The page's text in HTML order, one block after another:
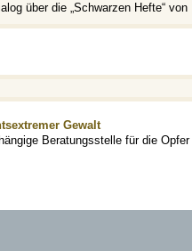
über die „Schwarzen Hefte“
Gewalt
Beratungsstelle für die